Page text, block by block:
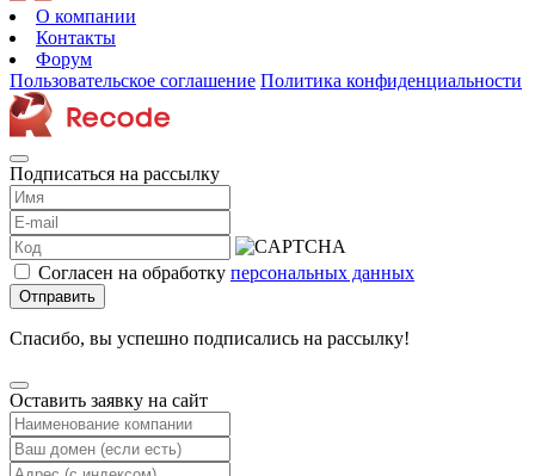
О компании
Контакты
Форум
Пользовательское соглашение Политика конфиденциальности
Подписаться на рассылку
Согласен на обработку персональных данных
Отправить
Спасибо, вы успешно подписались на рассылку!
Оставить заявку на сайт